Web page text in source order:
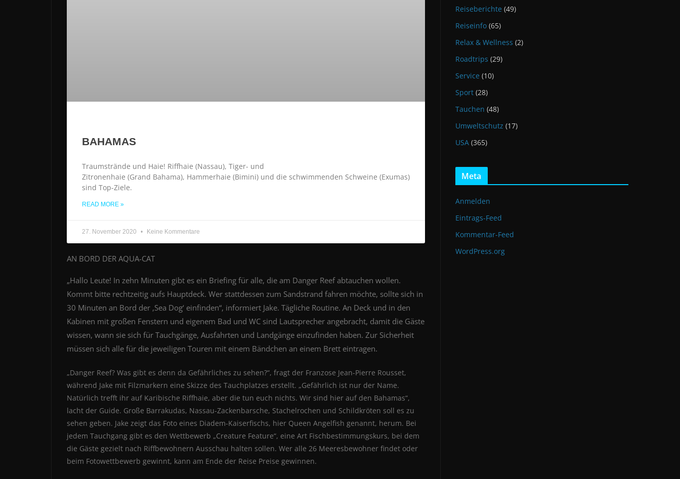
BAHAMAS
Traumstrände und Haie! Riffhaie (Nassau), Tiger- und
Zitronenhaie (Grand Bahama), Hammerhaie (Bimini) und die schwimmenden Schweine (Exumas)
sind Top-Ziele.
READ MORE »
27. November 2020 Keine Kommentare
AN BORD DER AQUA-CAT
„Hallo Leute! In zehn Minuten gibt es ein Briefing für alle, die am Danger Reef abtauchen wollen.
Kommt bitte rechtzeitig aufs Hauptdeck. Wer stattdessen zum Sandstrand fahren möchte, sollte sich in
30 Minuten an Bord der ,Sea Dog‘ einfinden“, informiert Jake. Tägliche Routine. An Deck und in den
Kabinen mit großen Fenstern und eigenem Bad und WC sind Lautsprecher angebracht, damit die Gäste
wissen, wann sie sich für Tauchgänge, Ausfahrten und Landgänge einzufinden haben. Zur Sicherheit
müssen sich alle für die jeweiligen Touren mit einem Bändchen an einem Brett eintragen.
„Danger Reef? Was gibt es denn da Gefährliches zu sehen?“, fragt der Franzose Jean-Pierre Rousset,
während Jake mit Filzmarkern eine Skizze des Tauchplatzes erstellt. „Gefährlich ist nur der Name.
Natürlich trefft ihr auf Karibische Riffhaie, aber die tun euch nichts. Wir sind hier auf den Bahamas“,
lacht der Guide. Große Barrakudas, Nassau-Zackenbarsche, Stachelrochen und Schildkröten soll es zu
sehen geben. Jake zeigt das Foto eines Diadem-Kaiserfischs, hier Queen Angelfish genannt, herum. Bei
jedem Tauchgang gibt es den Wettbewerb „Creature Feature“, eine Art Fischbestimmungskurs, bei dem
die Gäste gezielt nach Riffbewohnern Ausschau halten sollen. Wer alle 26 Meeresbewohner findet oder
beim Fotowettbewerb gewinnt, kann am Ende der Reise Preise gewinnen.
Reiseberichte (49)
Reiseinfo (65)
Relax & Wellness (2)
Roadtrips (29)
Service (10)
Sport (28)
Tauchen (48)
Umweltschutz (17)
USA (365)
Meta
Anmelden
Eintrags-Feed
Kommentar-Feed
WordPress.org